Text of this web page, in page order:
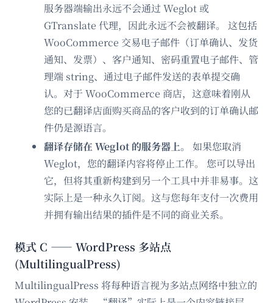
服务器端输出永远不会通过 Weglot 或
GTranslate 代理，因此永远不会被翻译。 这包括
WooCommerce 交易电子邮件（订单确认、发货
通知、发票）、客户通知、密码重置电子邮件、管
理端 string、通过电子邮件发送的表单提交确
认。对于 WooCommerce 商店，这意味着刚从
您的已翻译店面购买商品的客户收到的订单确认邮
件仍是源语言。
翻译存储在 Weglot 的服务器上。
如果您取消
Weglot，您的翻译内容将停止工作。 您可以导出
它，但将其重新构建到另一个工具中并非易事。这
实际上是一种永久订阅。这与您每年支付一次费用
并拥有输出结果的插件是不同的商业关系。
模式 C —— WordPress 多站点
(MultilingualPress)
MultilingualPress 将每种语言视为多站点网络中独立的